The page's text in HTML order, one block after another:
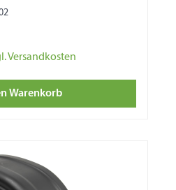
1 Seite für
Versandkosten
Warenkorb